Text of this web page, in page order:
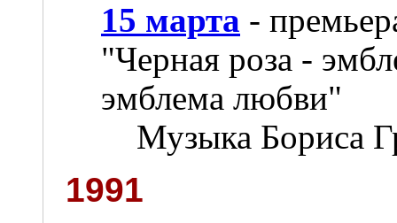
15 марта -
"Черная роза -
эмблема любви"
Музыка Бориса
1991